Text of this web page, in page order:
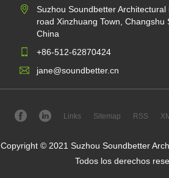
Suzhou Soundbetter
road Xinzhuang Town, Changshu
China
+86-512-62870424
jane@soundbetter.cn
Links Sitemap RSS
Copyright © 2021 Suzhou Soundbetter
Todos los derechos